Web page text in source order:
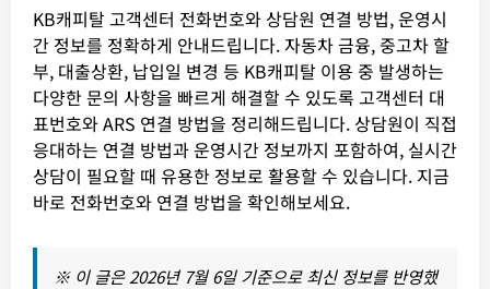
KB캐피탈 고객센터 전화번호와 상담원 연결 방법, 운영시
간 정보를 정확하게 안내드립니다. 자동차 금융, 중고차 할
부, 대출상환, 납입일 변경 등 KB캐피탈 이용 중 발생하는
다양한 문의 사항을 빠르게 해결할 수 있도록 고객센터 대
표번호와 ARS 연결 방법을 정리해드립니다. 상담원이 직접
응대하는 연결 방법과 운영시간 정보까지 포함하여, 실시간
상담이 필요할 때 유용한 정보로 활용할 수 있습니다. 지금
바로 전화번호와 연결 방법을 확인해보세요.
※ 이 글은 2026년 7월 6일 기준으로 최신 정보를 반영했